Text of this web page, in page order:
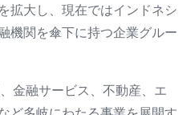
拡大し、現在ではインドネシ
機関を傘下に持つ企業グルー
金融サービス、不動産、エ